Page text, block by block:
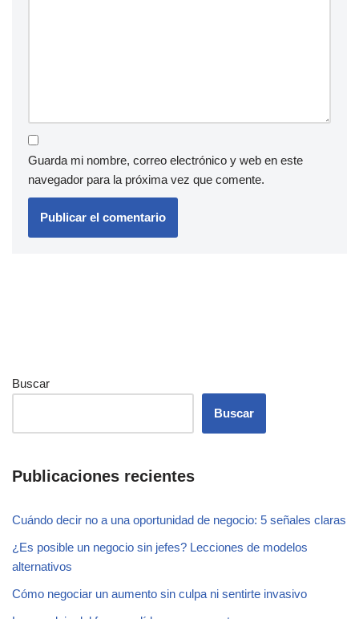
Guarda mi nombre, correo electrónico y web en este
navegador para la próxima vez que comente.
Buscar
Buscar
Publicaciones recientes
Cuándo decir no a una oportunidad de negocio: 5 señales claras
¿Es posible un negocio sin jefes? Lecciones de modelos
alternativos
Cómo negociar un aumento sin culpa ni sentirte invasivo